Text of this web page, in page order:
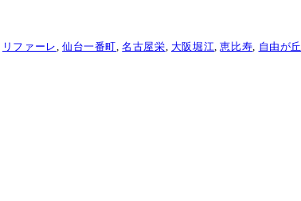
リファーレ ,仙台一番町 ,名古屋栄 大阪堀江 ,恵比寿 自由が丘